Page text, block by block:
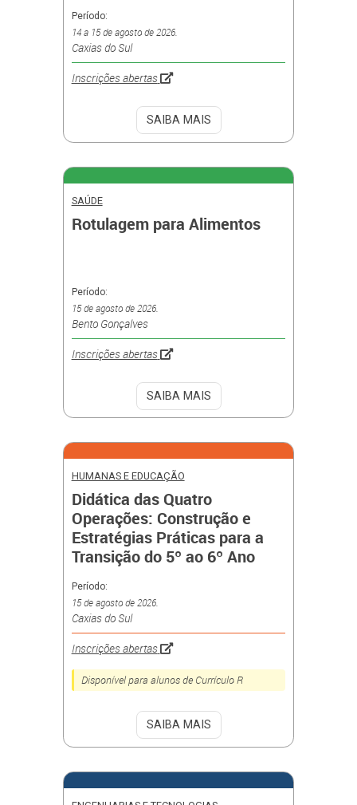
Período:
14 a 15 de agosto de 2026.
Caxias do Sul
Inscrições abertas
SAIBA MAIS
SAÚDE
Rotulagem para Alimentos
Período:
15 de agosto de 2026.
Bento Gonçalves
Inscrições abertas
SAIBA MAIS
HUMANAS E EDUCAÇÃO
Didática das Quatro
Operações: Construção e
Estratégias Práticas para a
Transição do 5º ao 6º Ano
Período:
15 de agosto de 2026.
Caxias do Sul
Inscrições abertas
Disponível para alunos de Currículo R
SAIBA MAIS